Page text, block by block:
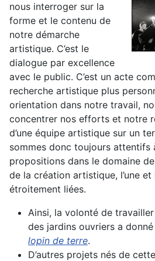
nous interroger sur la
forme et le contenu de
notre démarche
artistique. C’est le
dialogue par excellence
avec le public. C’est un acte
recherche artistique plus
orientation dans notre travail,
concentrer nos efforts et notre
d’une équipe artistique sur un
sommes donc toujours attentifs
propositions dans le domaine
de la création artistique, l’une et
étroitement liées.
Ainsi, la volonté de
des jardins ouvriers a donné
lopin de terre.
D’autres projets nés de